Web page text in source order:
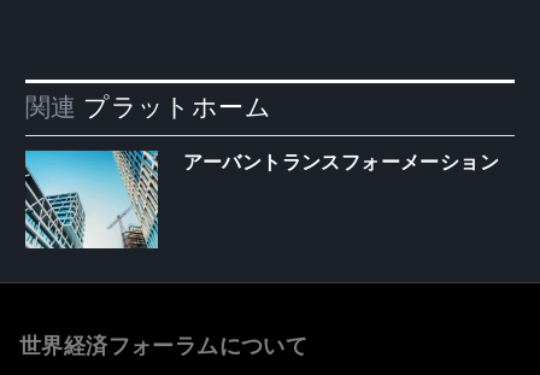
関連 プラットホーム
アーバントランスフォーメーション
世界経済フォーラムについて